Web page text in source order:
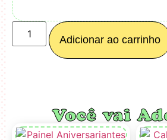
Adicionar ao carrinho
Você vai